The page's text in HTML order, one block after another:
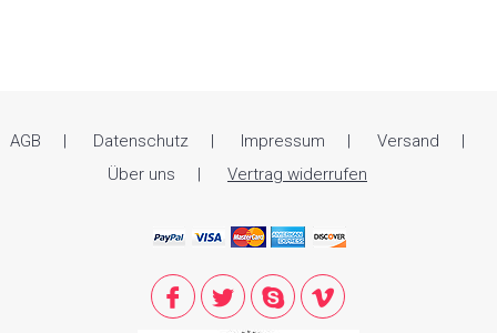
AGB Datenschutz Impressum
Versand
Über uns
Vertrag widerrufen